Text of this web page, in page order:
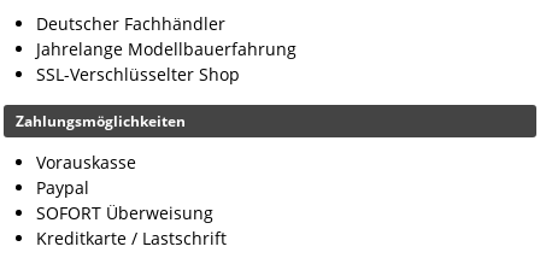
Deutscher Fachhändler
Jahrelange Modellbauerfahrung
SSL-Verschlüsselter Shop
Zahlungsmöglichkeiten
Vorauskasse
Paypal
SOFORT Überweisung
Kreditkarte / Lastschrift